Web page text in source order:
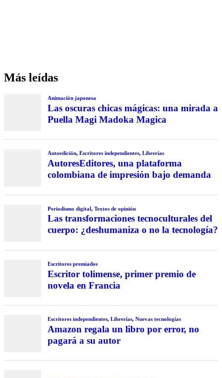
Más leídas
Animación japonesa
Las oscuras chicas mágicas: una mirada a
Puella Magi Madoka Magica
Autoedición, Escritores independientes, Librerías
AutoresEditores, una plataforma
colombiana de impresión bajo demanda
Periodismo digital, Textos de opinión
Las transformaciones tecnoculturales del
cuerpo: ¿deshumaniza o no la tecnología?
Escritores premiados
Escritor tolimense, primer premio de
novela en Francia
Escritores independientes, Librerías, Nuevas tecnologías
Amazon regala un libro por error, no
pagará a su autor